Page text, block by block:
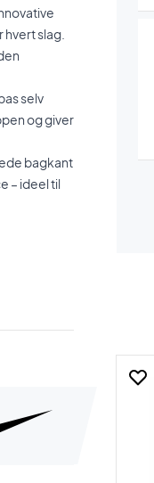
slag.
selv
og giver
bagkant
– ideel til